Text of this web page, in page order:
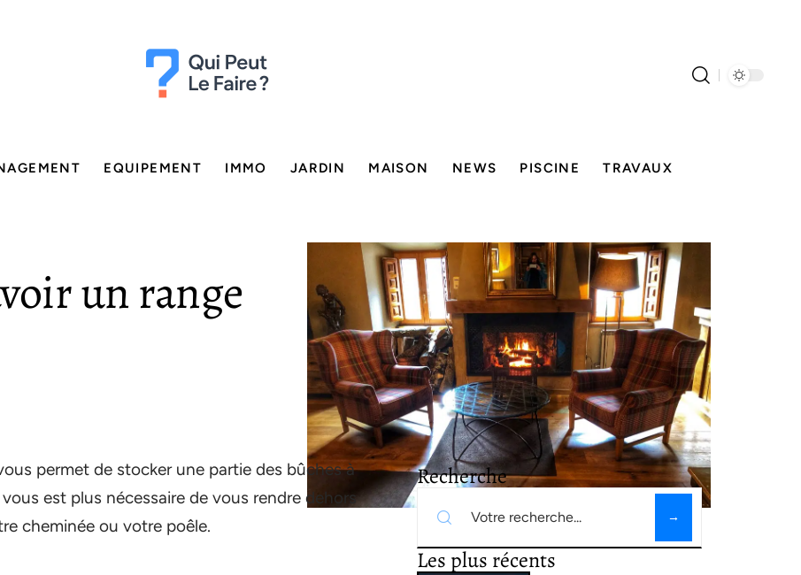
EQUIPEMENT IMMO JARDIN MAISON NEWS PISCINE TRAVAUX
un range
permet de stocker une partie des bûches à
est plus nécessaire de vous rendre dehors
cheminée ou votre poêle.
Recherche
Les plus récents